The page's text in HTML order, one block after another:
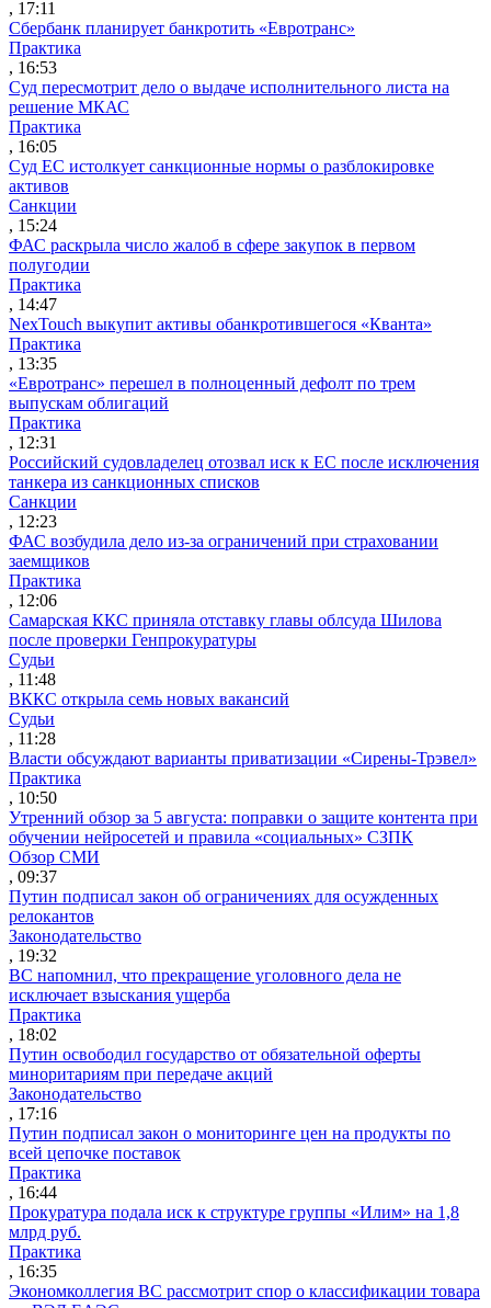
, 17:11
Сбербанк планирует банкротить «Евротранс»
Практика
, 16:53
Суд пересмотрит дело о выдаче исполнительного листа на
решение МКАС
Практика
, 16:05
Суд ЕС истолкует санкционные нормы о разблокировке
активов
Санкции
, 15:24
ФАС раскрыла число жалоб в сфере закупок в первом
полугодии
Практика
, 14:47
NexTouch выкупит активы обанкротившегося «Кванта»
Практика
, 13:35
«Евротранс» перешел в полноценный дефолт по трем
выпускам облигаций
Практика
, 12:31
Российский судовладелец отозвал иск к ЕС после исключения
танкера из санкционных списков
Санкции
, 12:23
ФАС возбудила дело из-за ограничений при страховании
заемщиков
Практика
, 12:06
Самарская ККС приняла отставку главы облсуда Шилова
после проверки Генпрокуратуры
Судьи
, 11:48
ВККС открыла семь новых вакансий
Судьи
, 11:28
Власти обсуждают варианты приватизации «Сирены-Трэвел»
Практика
, 10:50
Утренний обзор за 5 августа: поправки о защите контента при
обучении нейросетей и правила «социальных» СЗПК
Обзор СМИ
, 09:37
Путин подписал закон об ограничениях для осужденных
релокантов
Законодательство
, 19:32
ВС напомнил, что прекращение уголовного дела не
исключает взыскания ущерба
Практика
, 18:02
Путин освободил государство от обязательной оферты
миноритариям при передаче акций
Законодательство
, 17:16
Путин подписал закон о мониторинге цен на продукты по
всей цепочке поставок
Практика
, 16:44
Прокуратура подала иск к структуре группы «Илим» на 1,8
млрд руб.
Практика
, 16:35
Экономколлегия ВС рассмотрит спор о классификации товара